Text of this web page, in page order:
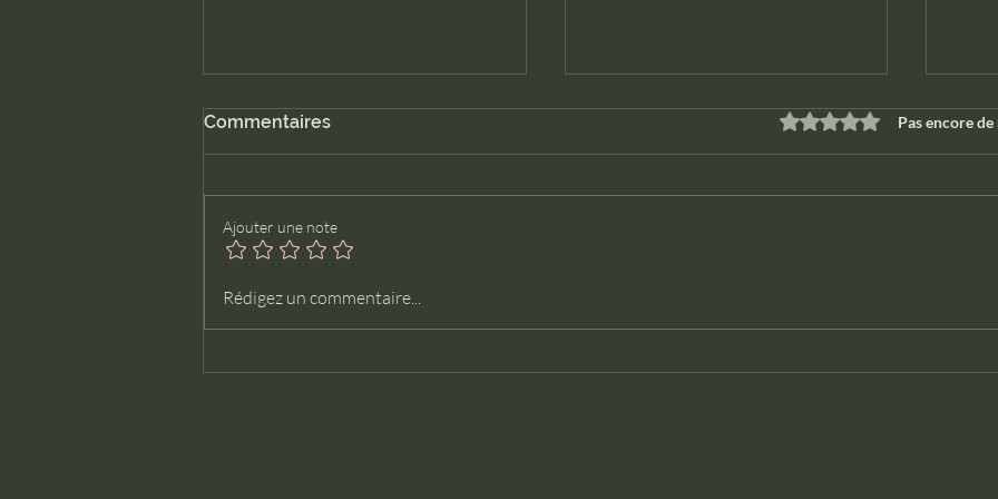
Été 26 les News
Commentaires Noté 0 étoile sur 5.Pas encore
Ajouter une note
Rédigez un commentaire...